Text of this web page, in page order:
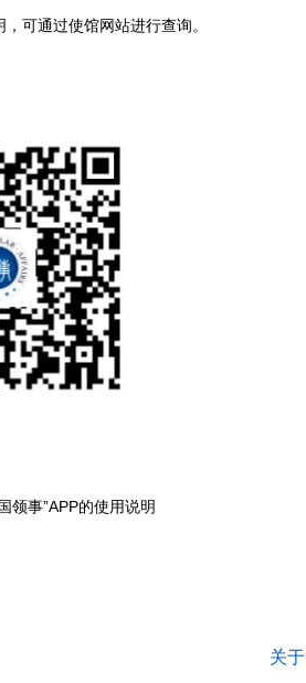
可通过使馆网站进行查询。
事”APP的使用说明
关